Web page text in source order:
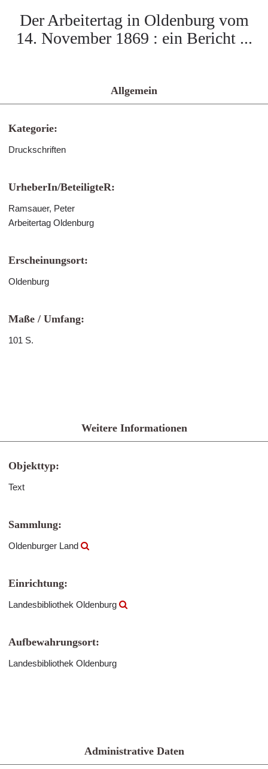
Der Arbeitertag in Oldenburg vom
14. November 1869 : ein Bericht ...
Allgemein
Kategorie:
Druckschriften
UrheberIn/BeteiligteR:
Ramsauer, Peter
Arbeitertag Oldenburg
Erscheinungsort:
Oldenburg
Maße / Umfang:
101 S.
Weitere Informationen
Objekttyp:
Text
Sammlung:
Oldenburger Land
Einrichtung:
Landesbibliothek Oldenburg
Aufbewahrungsort:
Landesbibliothek Oldenburg
Administrative Daten